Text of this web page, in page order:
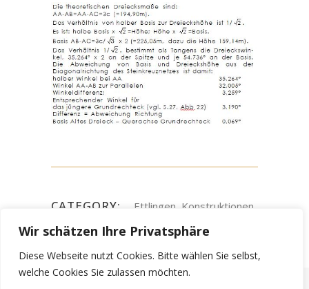
Wir schätzen Ihre Privatsphäre
Diese Webseite nutzt Cookies. Bitte wählen Sie selbst,
welche Cookies Sie zulassen möchten.
CATEGORY: Ettlingen, Konstruktionen